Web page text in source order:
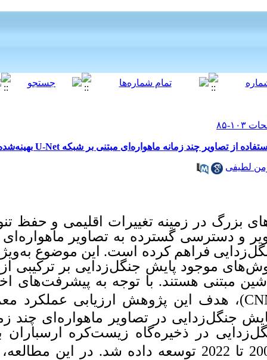
برگشت به فهرست نسخه ها
است. درعین‌حال،
مکانی و زمانی
مانند ذخیره‌گاه
بصری، پروفیل‌های
پردازش تصاویر
U-بهینه‌شده برای
در این راستا،یک
طبقه‌بندی تصاویر
ماسک از شاخص
‎ 10.61186/jgst.14.1.85
Download citation:
BibTeX
|RIS |EndNote |Medlars
|ProCite|Reference Manager
RefWorks
Send citation to:
Mendeley
Zotero
RefWorks